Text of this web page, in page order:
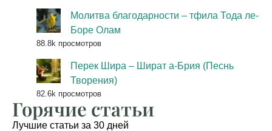
Молитва благодарности – тфила Тода ле-
Боре Олам
88.8k просмотров
Перек Шира – Шират а-Брия (Песнь
Творения)
82.6k просмотров
Горячие статьи
Лучшие статьи за 30 дней